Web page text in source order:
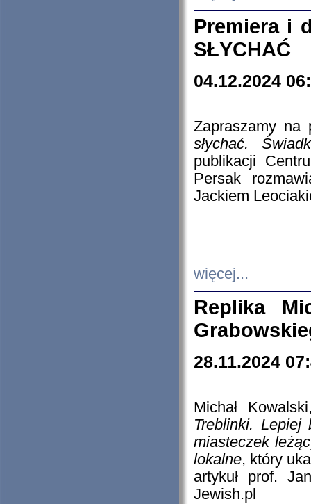
Premiera i
SŁYCHAĆ
04.12.2024
Zapraszamy
słychać.
publikacji
Persak
Jackiem
więcej...
Replika
28.11.2024
Michał
Treblinki. Lepiej
miasteczek
lokalne, który
artykuł prof.
Jewish.pl